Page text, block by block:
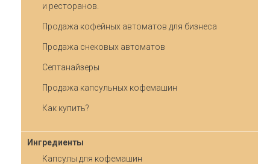
и ресторанов.
Продажа кофейных автоматов для бизнеса
Продажа снековых автоматов
Септанайзеры
Продажа капсульных кофемашин
Как купить?
Ингредиенты
Капсулы для кофемашин